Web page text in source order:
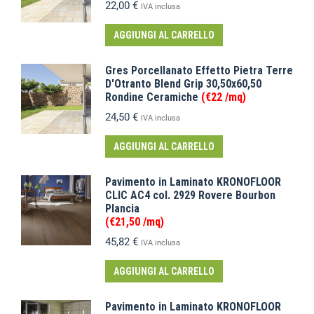
22,00 € IVA inclusa
AGGIUNGI AL CARRELLO
Gres Porcellanato Effetto Pietra Terre
D'Otranto Blend Grip 30,50x60,50
Rondine Ceramiche (€22 /mq)
24,50 € IVA inclusa
AGGIUNGI AL CARRELLO
Pavimento in Laminato KRONOFLOOR
CLIC AC4 col. 2929 Rovere Bourbon
Plancia
(€21,50 /mq)
45,82 € IVA inclusa
AGGIUNGI AL CARRELLO
Pavimento in Laminato KRONOFLOOR